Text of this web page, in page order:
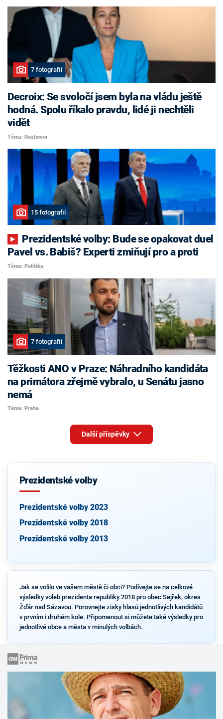
7 fotografií
Decroix: Se svoločí jsem byla na vládu ještě
hodná. Spolu říkalo pravdu, lidé ji nechtěli
vidět
Téma: Rozhovor
15 fotografií
Pavel vs. Babiš? Experti zmiňují pro a proti
Téma: Politika
7 fotografií
Těžkosti ANO v Praze: Náhradního kandidáta
na primátora zřejmě vybralo, u Senátu jasno
nemá
Téma: Praha
Další příspěvky
Prezidentské volby
Prezidentské volby 2023
Prezidentské volby 2018
Prezidentské volby 2013
Jak se volilo ve vašem městě či obci? Podívejte se na celkové
výsledky voleb prezidenta republiky 2018 pro obec Sejřek, okres
Žďár nad Sázavou. Porovnejte zisky hlasů jednotlivých kandidátů
v prvním i druhém kole. Připomenout si můžete také výsledky pro
jednotlivé obce a města v minulých volbách.